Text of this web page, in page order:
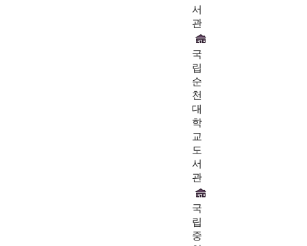
서
관
국
립
순
천
대
학
교
도
서
관
국
립
중